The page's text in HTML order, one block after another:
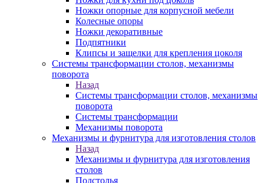
Ножки опорные для корпусной мебели
Колесные опоры
Ножки декоративные
Подпятники
Клипсы и защелки для крепления цоколя
Системы трансформации столов, механизмы
поворота
Назад
Системы трансформации столов, механизмы
поворота
Системы трансформации
Механизмы поворота
Механизмы и фурнитура для изготовления столов
Назад
Механизмы и фурнитура для изготовления
столов
Подстолья